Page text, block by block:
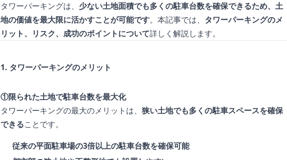
タワーパーキングは、 少ない土地面積でも多くの駐車台数を確保できるため、土
地の価値を最大限に活かすことが可能です。本記事では、 タワーパーキングのメ
リット、リスク、成功のポイントについて詳しく解説します。
1. タワーパーキングのメリット
①限られた土地で駐車台数を最大化
タワーパーキングの最大のメリットは、 狭い土地でも多くの駐車スペースを確保
できることです。
従来の平面駐車場の3倍以上の駐車台数を確保可能